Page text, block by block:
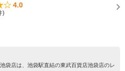
4.0
)
袋店は、池袋駅直結の東武百貨店池袋店のレ